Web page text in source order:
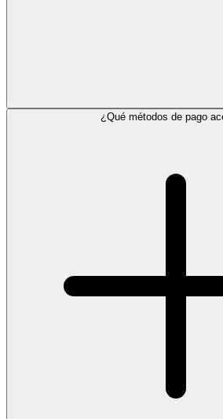
¿Qué métodos de pago